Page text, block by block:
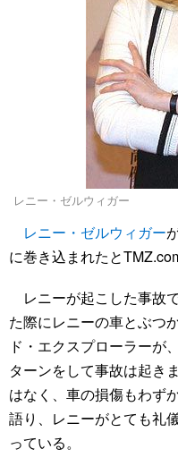
レニー・ゼルウィガー
レニー・ゼルウィガー
に巻き込まれたと
レニーが起こした事故
た際にレニーの車とぶつ
ド・エクスプローラーが
ターンをして事故は起き
はなく、車の損傷もわず
語り、レニーがとても礼
っている。